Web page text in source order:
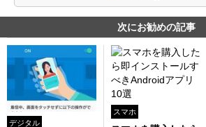
次にお勧めの記事
デジタル
スマホ